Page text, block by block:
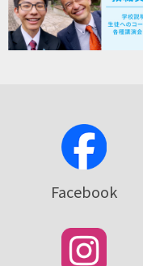
Facebook